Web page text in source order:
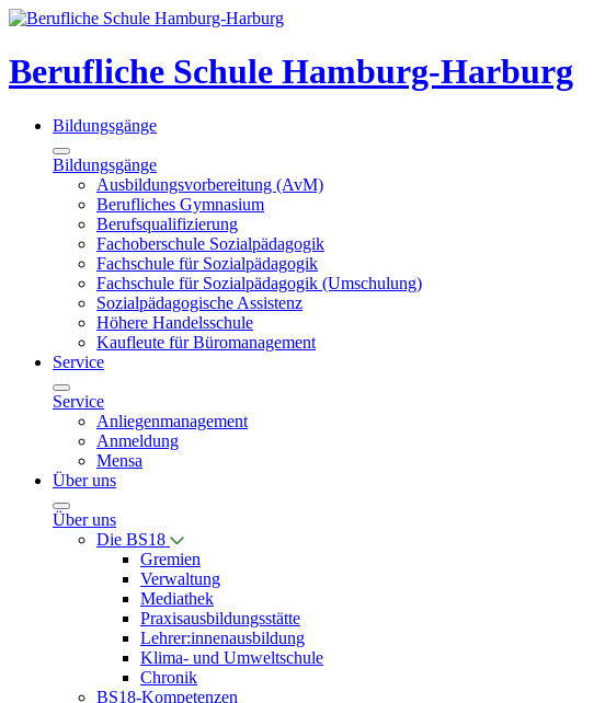
Berufliche Schule Hamburg-Harburg
Bildungsgänge
Bildungsgänge
Ausbildungsvorbereitung (AvM)
Berufliches Gymnasium
Berufsqualifizierung
Fachoberschule Sozialpädagogik
Fachschule für Sozialpädagogik
Fachschule für Sozialpädagogik (Umschulung)
Sozialpädagogische Assistenz
Höhere Handelsschule
Kaufleute für Büromanagement
Service
Service
Anliegenmanagement
Anmeldung
Mensa
Über uns
Über uns
Die BS18
Gremien
Verwaltung
Mediathek
Praxisausbildungsstätte
Lehrer:innenausbildung
Klima- und Umweltschule
Chronik
BS18-Kompetenzen